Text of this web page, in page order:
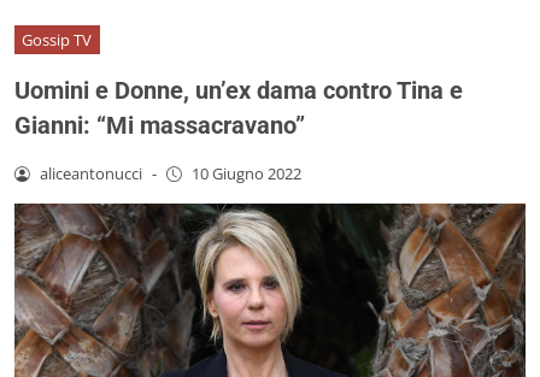
Gossip TV
Uomini e Donne, un’ex dama contro Tina e
Gianni: “Mi massacravano”
aliceantonucci - 10 Giugno 2022